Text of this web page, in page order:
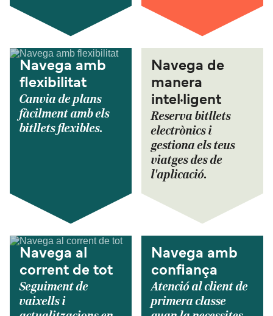
Navega amb
flexibilitat
Canvia de plans
fàcilment amb els
bitllets flexibles.
Navega de
manera
intel·ligent
Reserva bitllets
electrònics i
gestiona els teus
viatges des de
l'aplicació.
Navega al
corrent de tot
Seguiment de
vaixells i
Navega amb
confiança
Atenció al client de
primera classe